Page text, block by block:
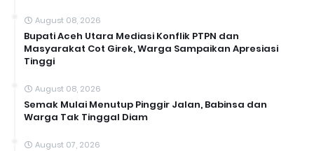
August 08, 2026
Bupati Aceh Utara Mediasi Konflik PTPN dan
Masyarakat Cot Girek, Warga Sampaikan Apresiasi
Tinggi
August 08, 2026
Semak Mulai Menutup Pinggir Jalan, Babinsa dan
Warga Tak Tinggal Diam
August 07, 2026